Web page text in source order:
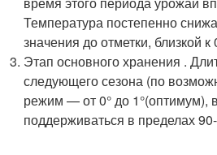
Температура постепенно
значения до отметки, близкой к
Этап основного хранения .
следующего сезона (по
режим — от 0° до 1°(оптимум),
поддерживаться в пределах